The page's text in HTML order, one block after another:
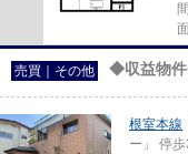
売買｜その他 ◆収益物
根室本線
ー」 停